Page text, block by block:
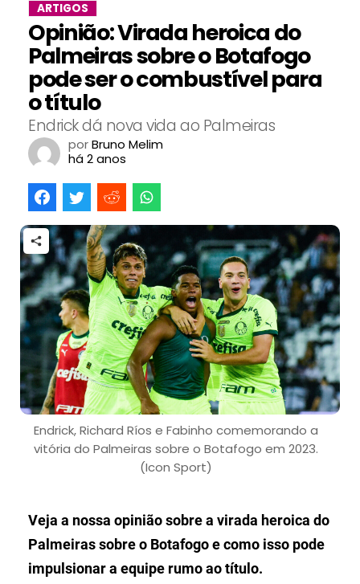
ARTIGOS
Opinião: Virada heroica do
Palmeiras sobre o Botafogo
pode ser o combustível para
o título
Endrick dá nova vida ao Palmeiras
porBruno Melim
há 2 anos
Endrick, Richard Ríos e Fabinho comemorando a
vitória do Palmeiras sobre o Botafogo em 2023.
(Icon Sport)
Veja a nossa opinião sobre a virada heroica do
Palmeiras sobre o Botafogo e como isso pode
impulsionar a equipe rumo ao título.